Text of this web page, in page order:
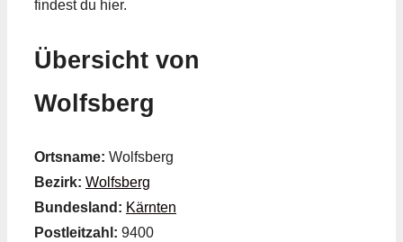
findest du hier.
Übersicht von
Wolfsberg
Ortsname: Wolfsberg
Bezirk: Wolfsberg
Bundesland: Kärnten
Postleitzahl: 9400